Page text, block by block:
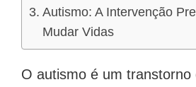
Autismo: A Intervenção
Mudar Vidas
O autismo é um transtorno